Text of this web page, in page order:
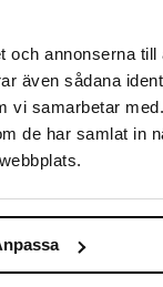
annonserna
även sådana
vi samarbetar
de har samlat in
(solsikkelecitin),
hydrerte
mysepulver
konsum kan ha en
på et kjølig og